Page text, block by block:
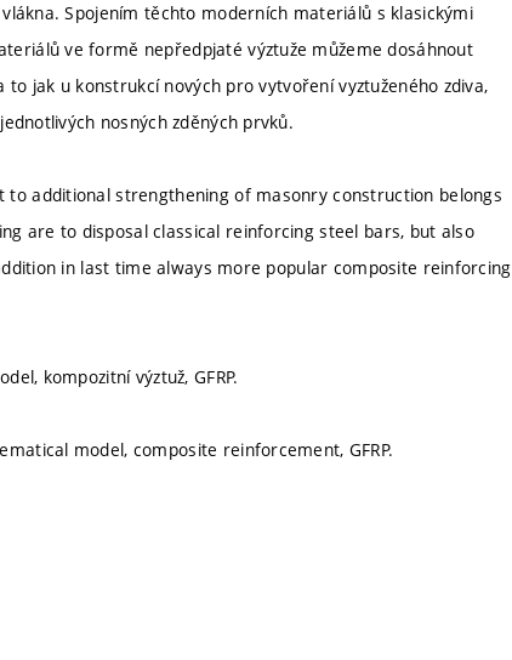
Spojením těchto moderních materiálů s klasickými
ve formě nepředpjaté výztuže můžeme dosáhnout
jak u konstrukcí nových pro vytvoření vyztuženého zdiva,
nosných zděných prvků.
additional strengthening of masonry construction belongs
are to disposal classical reinforcing steel bars, but also
in last time always more popular composite reinforcing
kompozitní výztuž, GFRP.
model, composite reinforcement, GFRP.